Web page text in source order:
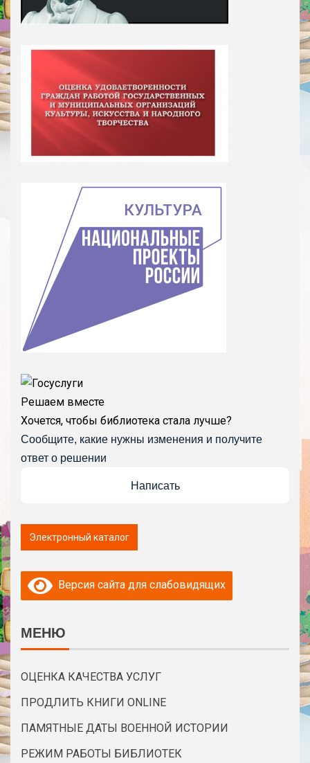
Решаем вместе
Хочется, чтобы библиотека стала лучше?
Сообщите, какие нужны изменения и получите
ответ о решении
Написать
Версия сайта для слабовидящих
МЕНЮ
ОЦЕНКА КАЧЕСТВА УСЛУГ
ПРОДЛИТЬ КНИГИ ONLINE
ПАМЯТНЫЕ ДАТЫ ВОЕННОЙ ИСТОРИИ
РЕЖИМ РАБОТЫ БИБЛИОТЕК